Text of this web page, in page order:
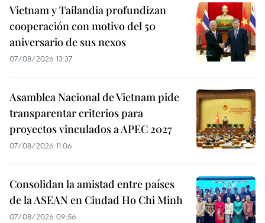
Vietnam y Tailandia profundizan
cooperación con motivo del 50
aniversario de sus nexos
07/08/2026 13:37
Asamblea Nacional de Vietnam pide
transparentar criterios para
proyectos vinculados a APEC 2027
07/08/2026 11:06
Consolidan la amistad entre países
de la ASEAN en Ciudad Ho Chi Minh
07/08/2026 09:56